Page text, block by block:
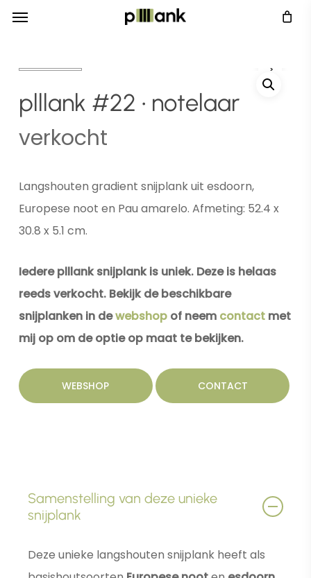
SkipMenu
plllank #22 • notelaar
verkocht
Langshouten gradient snijplank uit esdoorn,
Europese noot en Pau amarelo. Afmeting: 52.4 x
30.8 x 5.1 cm.
Iedere plllank snijplank is uniek. Deze is helaas
reeds verkocht. Bekijk de beschikbare
snijplanken in dewebshopof neem contactmet
mij op om de optie op maat te bekijken.
WEBSHOP CONTACT
Samenstelling van deze unieke
snijplank
Deze unieke langshouten snijplank heeft als
Menu